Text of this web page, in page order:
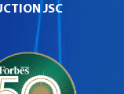
JSC